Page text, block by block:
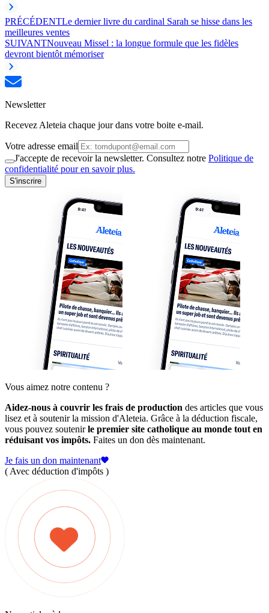
PRÉCÉDENTLe dernier livre du cardinal Sarah se hisse dans les
meilleures ventes
SUIVANTNouveau Missel : la longue formule que les fidèles
devront bientôt mémoriser
Newsletter
Recevez Aleteia chaque jour dans votre boite e-mail.
Votre adresse email
J'accepte de recevoir la newsletter. Consultez notre Politique de
confidentialité pour en savoir plus.
S'inscrire
Vous aimez notre contenu ?
Aidez-nous à couvrir les frais de production des articles que vous
lisez et à soutenir la mission d'Aleteia. Grâce à la déduction fiscale,
vous pouvez soutenirle premier site catholique au monde tout en
réduisant vos impôts. Faites un don dès maintenant.
Je fais un don maintenant
( Avec déduction d'impôts )